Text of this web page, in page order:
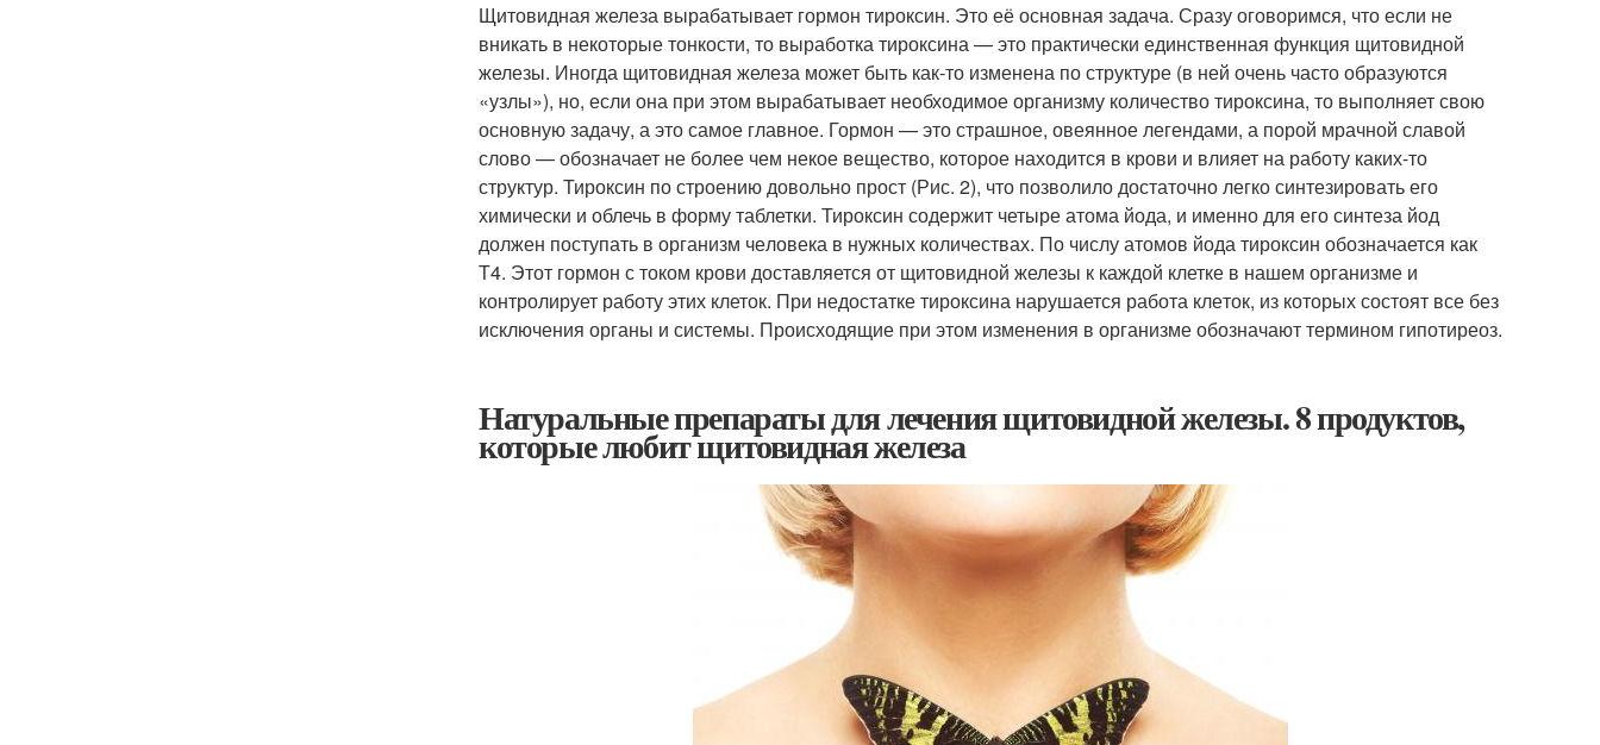
Щитовидная железа вырабатывает гор­мон тироксин. Это её основная задача. Сразу оговоримся, что если не
вникать в некоторые тонкости, то выработка тироксина — это практически един­ственная функция щитовидной
желе­зы. Иногда щитовидная железа может быть как-то изменена по структуре (в ней очень часто образуются
«узлы»), но, если она при этом вырабатывает необходимое организму количество ти­роксина, то выполняет свою
основную задачу, а это самое главное. Гормон — это страшное, овеянное легендами, а порой мрачной славой
слово — обо­значает не более чем некое вещество, которое находится в крови и влияет на работу каких-то
структур. Тироксин по строению довольно прост (Рис. 2), что позволило достаточно легко синтези­ровать его
химически и облечь в форму таблетки. Тироксин содержит четыре атома йода, и именно для его синтеза йод
должен поступать в организм че­ловека в нужных количествах. По чис­лу атомов йода тироксин обозначает­ся как
Т4. Этот гормон с током крови доставляется от щитовидной железы к каждой клетке в нашем организме и
контролирует работу этих клеток. При недостатке тироксина нарушается работа кле­ток, из которых состоят все без
исключения органы и системы. Происходящие при этом изменения в организме обозначают термином гипотиреоз.
Натуральные препараты для лечения щитовидной железы. 8 продуктов,
которые любит щитовидная железа